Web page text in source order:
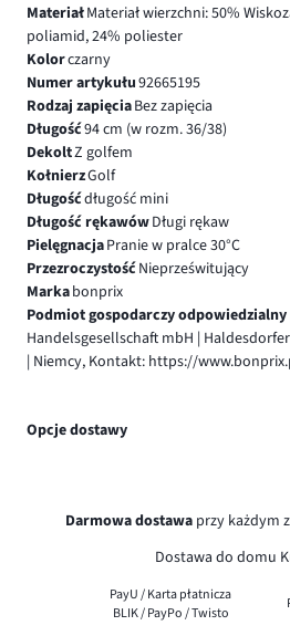
MateriałMateriał wierzchni: 50%
poliamid, 24% poliester
Kolorczarny
Numer artykułu92665195
Rodzaj zapięciaBez zapięcia
Długość94 cm (w rozm. 36/38)
DekoltZ golfem
KołnierzGolf
Długośćdługość mini
Długość rękawówDługi rękaw
PielęgnacjaPranie w pralce 30°C
PrzezroczystośćNieprześwitujący
Markabonprix
Podmiot gospodarczy odpowiedzialny
Handelsgesellschaft mbH |
| Niemcy, Kontakt: https://
Opcje dostawy
Darmowa dostawa przy każdym
Dostawa do domu
PayU / Karta płatnicza
BLIK / PayPo / Twisto